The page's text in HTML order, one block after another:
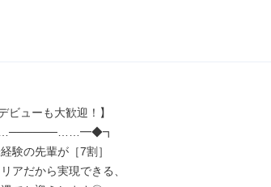
ビューも大歓迎！】